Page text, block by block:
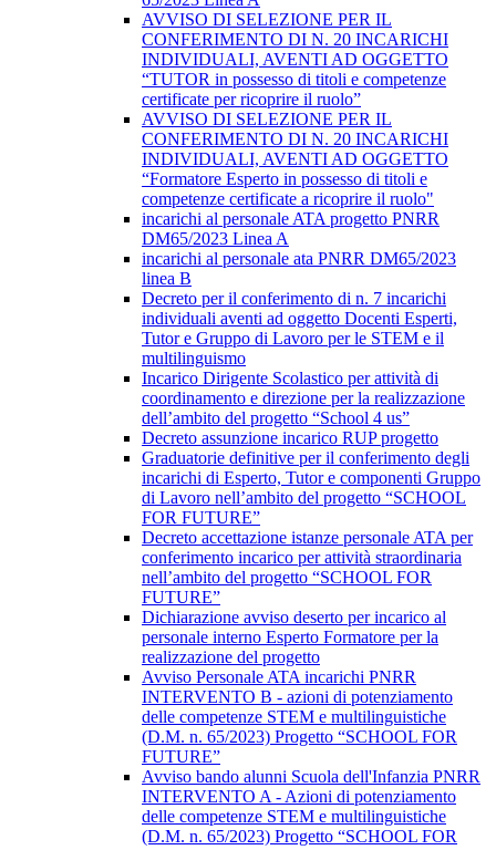
AVVISO DI SELEZIONE PER IL
CONFERIMENTO DI N. 20 INCARICHI
INDIVIDUALI, AVENTI AD OGGETTO
“TUTOR in possesso di titoli e competenze
certificate per ricoprire il ruolo”
AVVISO DI SELEZIONE PER IL
CONFERIMENTO DI N. 20 INCARICHI
INDIVIDUALI, AVENTI AD OGGETTO
“Formatore Esperto in possesso di titoli e
competenze certificate a ricoprire il ruolo"
incarichi al personale ATA progetto PNRR
DM65/2023 Linea A
incarichi al personale ata PNRR DM65/2023
linea B
Decreto per il conferimento di n. 7 incarichi
individuali aventi ad oggetto Docenti Esperti,
Tutor e Gruppo di Lavoro per le STEM e il
multilinguismo
Incarico Dirigente Scolastico per attività di
coordinamento e direzione per la realizzazione
dell’ambito del progetto “School 4 us”
Decreto assunzione incarico RUP progetto
Graduatorie definitive per il conferimento degli
incarichi di Esperto, Tutor e componenti Gruppo
di Lavoro nell’ambito del progetto “SCHOOL
FOR FUTURE”
Decreto accettazione istanze personale ATA per
conferimento incarico per attività straordinaria
nell’ambito del progetto “SCHOOL FOR
FUTURE”
Dichiarazione avviso deserto per incarico al
personale interno Esperto Formatore per la
realizzazione del progetto
Avviso Personale ATA incarichi PNRR
INTERVENTO B - azioni di potenziamento
delle competenze STEM e multilinguistiche
(D.M. n. 65/2023) Progetto “SCHOOL FOR
FUTURE”
Avviso bando alunni Scuola dell'Infanzia PNRR
INTERVENTO A - Azioni di potenziamento
delle competenze STEM e multilinguistiche
(D.M. n. 65/2023) Progetto “SCHOOL FOR